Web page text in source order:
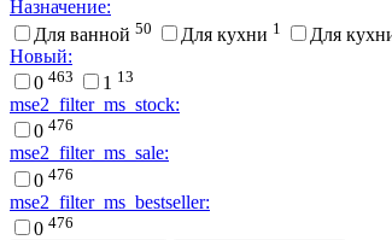
Назначение:
Для ванной 50 Для кухни 1 Для
Новый:
0 463 1 13
mse2_filter_ms_stock:
0 476
mse2_filter_ms_sale:
0 476
mse2_filter_ms_bestseller:
0 476